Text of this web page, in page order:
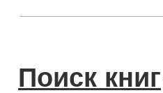
Поиск книг